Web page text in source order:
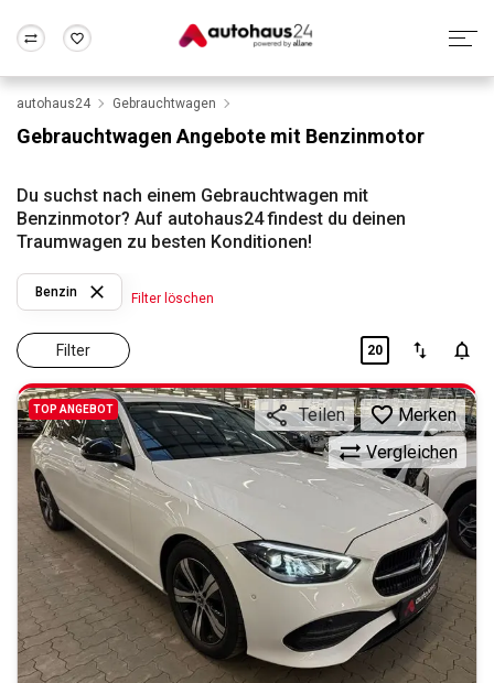
Wir bewerten dein Auto
Alle Fragen & Antworten
Rund um die Inzahlungnahme
Frankfurt Wuppertal
autohaus24 Gebrauchtwagen
Gebrauchtwagen Angebote mit Benzinmotor
Du suchst nach einem Gebrauchtwagen mit
Benzinmotor? Auf autohaus24 findest du deinen
Traumwagen zu besten Konditionen!
Filter
Benzin Filter löschen
20
TOP ANGEBOT
Vergleichen
Teilen Merken